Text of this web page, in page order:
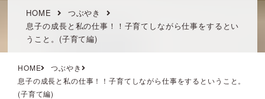
HOME
つぶやき
息子の成長と私の仕事！！子育てしながら仕事をするとい
うこと。(子育て編)
HOME
つぶやき
息子の成長と私の仕事！！子育てしながら仕事をするということ。
(子育て編)